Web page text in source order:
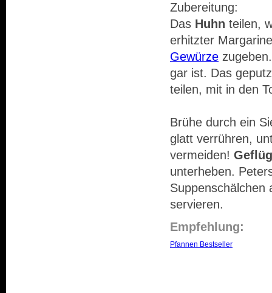
Zubereitung:
Das Huhn teilen,
erhitzter
Gewürze
gar ist. Das
teilen, mit in den
Brühe durch ein
glatt verrühren,
vermeiden!
unterheben.
Suppenschälchen
servieren.
Empfehlung:
Pfannen Bestseller